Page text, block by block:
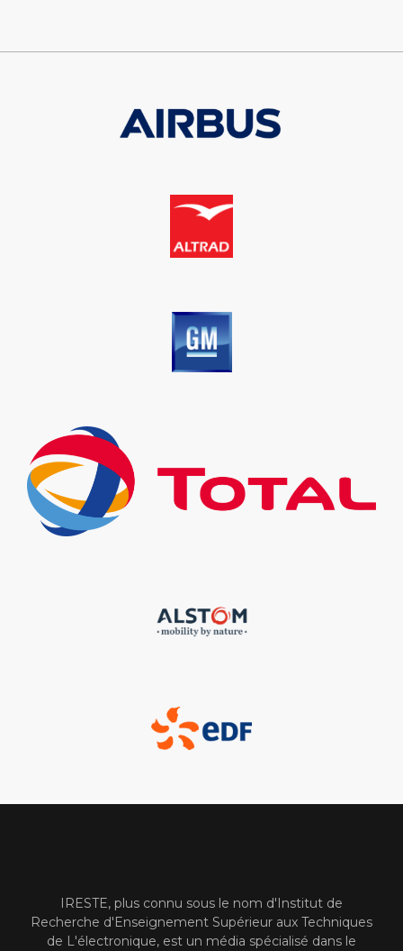
IRESTE, plus connu sous le nom d'Institut de
Recherche d'Enseignement Supérieur aux Techniques
de L'électronique, est un média spécialisé dans le